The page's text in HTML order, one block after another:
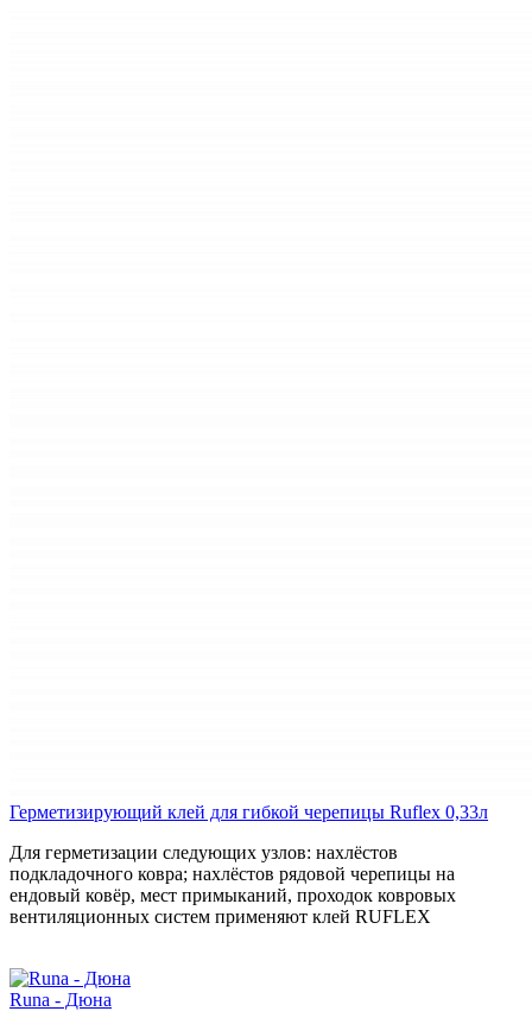
Герметизирующий клей для гибкой черепицы Ruflex 0,33л
Для герметизации следующих узлов: нахлёстов
подкладочного ковра; нахлёстов рядовой черепицы на
ендовый ковёр, мест примыканий, проходок ковровых
вентиляционных систем применяют клей RUFLEX
Runa - Дюна